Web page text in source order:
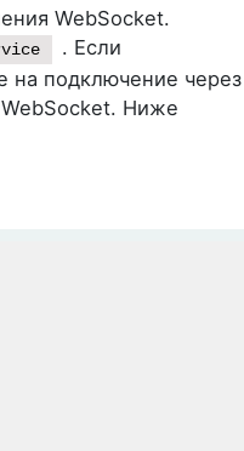
WebSocket.
. Если
на подключение через
Ниже